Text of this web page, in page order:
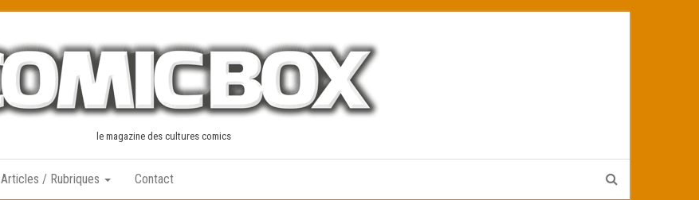
le magazine des cultures comics
Articles / Rubriques Contact